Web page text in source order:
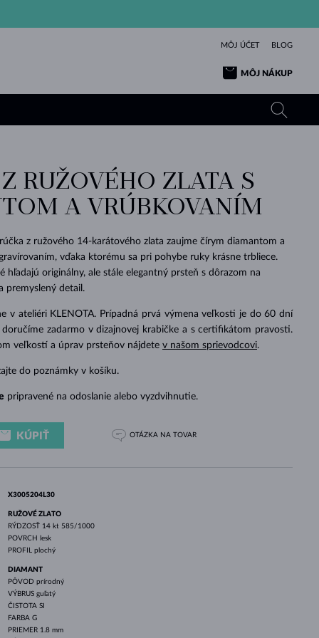
MÔJ ÚČET BLOG
MÔJ NÁKUP
VÝNIMOČNÝ
POZRIEŤ
LÁSKA
POZRIEŤ
ŽLTÉ ZLATO
RUŽOVÉ ZLATO
KRÁSOU
POZRIEŤ
TANZANITY
TOPÁSY
TURMALÍNY
VLTAVÍNY
PRE BÁBÄTKÁ
BIELE ZLATO
KRÁSNE
POZRIEŤ
TURMALÍNY
VLTAVÍNY
PERLOVÉ PRÍVESKY
BIELE ZLATO
RUŽOVÉ ZLATO
PRÍVESKY
POZRIEŤ
NÁRAMKY
POZRIEŤ
ELEGANCIA
POZRIEŤ
ZAFÍRY
SMARAGDY
MINERÁLY
SVADOBNÉ
BIELE ZLATO
ŠPERKY
POZRIEŤ
KRÁSU
POZRIEŤ
KOLEKCIE
POZRIEŤ
RUŽOVÉHO ZLATA S
A VRÚBKOVANÍM
z ružového 14-karátového zlata zaujme čírym diamantom a
vďaka ktorému sa pri pohybe ruky krásne trbliece.
hľadajú originálny, ale stále elegantný prsteň s dôrazom na
premyslený detail.
v ateliéri KLENOTA. Prípadná prvá výmena veľkosti je do 60 dní
doručíme zadarmo v dizajnovej krabičke a s certifikátom pravosti.
veľkostí a úprav prsteňov nájdete v našom sprievodcovi.
do poznámky v košíku.
pripravené na odoslanie alebo vyzdvihnutie.
KÚPIŤ OTÁZKA NA TOVAR
X3005204L30
RUŽOVÉ ZLATO
RÝDZOSŤ 14 kt 585/1000
POVRCH
lesk
PROFIL plochý
DIAMANT
PÔVOD prírodný
VÝBRUS guľatý
ČISTOTA SI
FARBA G
PRIEMER 1.8 mm